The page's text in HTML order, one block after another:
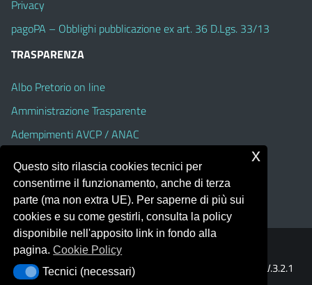
Privacy
pagoPA – Obblighi pubblicazione ex art. 36 D.Lgs. 33/13
TRASPARENZA
Albo Pretorio on line
Amministrazione Trasparente
Adempimenti AVCP / ANAC
Accesso Civico
Dichiarazione di accessibilità
Portale realizzato con la piattaforma
Template Italia configurato sul tema accessibile
V.3.2.1
Questo sito rilascia cookies tecnici per
consentirne il funzionamento, anche di terza
parte (ma non extra UE). Per saperne di più sui
cookies e su come gestirli, consulta la policy
disponibile nell'apposito link in fondo alla
pagina.Cookie Policy
Tecnici (necessari)
Tecnici (necessari)
x